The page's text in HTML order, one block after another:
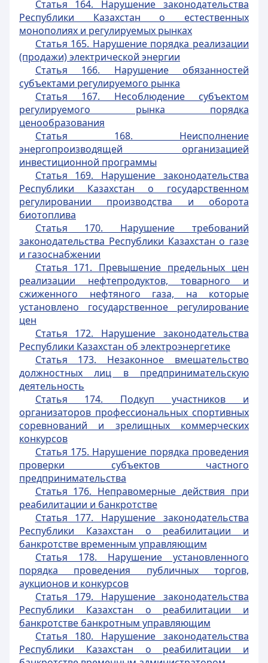
Статья 164. Нарушение законодательства
Республики Казахстан о естественных
монополиях и регулируемых рынках
Статья 165. Нарушение порядка реализации
(продажи) электрической энергии
Статья 166. Нарушение обязанностей
субъектами регулируемого рынка
Статья 167. Несоблюдение субъектом
регулируемого рынка порядка
ценообразования
Статья 168. Неисполнение
энергопроизводящей организацией
инвестиционной программы
Статья 169. Нарушение законодательства
Республики Казахстан о государственном
регулировании производства и оборота
биотоплива
Статья 170. Нарушение требований
законодательства Республики Казахстан о газе
и газоснабжении
Статья 171. Превышение предельных цен
реализации нефтепродуктов, товарного и
сжиженного нефтяного газа, на которые
установлено государственное регулирование
цен
Статья 172. Нарушение законодательства
Республики Казахстан об электроэнергетике
Статья 173. Незаконное вмешательство
должностных лиц в предпринимательскую
деятельность
Статья 174. Подкуп участников и
организаторов профессиональных спортивных
соревнований и зрелищных коммерческих
конкурсов
Статья 175. Нарушение порядка проведения
проверки субъектов частного
предпринимательства
Статья 176. Неправомерные действия при
реабилитации и банкротстве
Статья 177. Нарушение законодательства
Республики Казахстан о реабилитации и
банкротстве временным управляющим
Статья 178. Нарушение установленного
порядка проведения публичных торгов,
аукционов и конкурсов
Статья 179. Нарушение законодательства
Республики Казахстан о реабилитации и
банкротстве банкротным управляющим
Статья 180. Нарушение законодательства
Республики Казахстан о реабилитации и